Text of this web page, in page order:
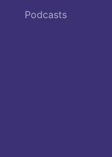
Podcasts